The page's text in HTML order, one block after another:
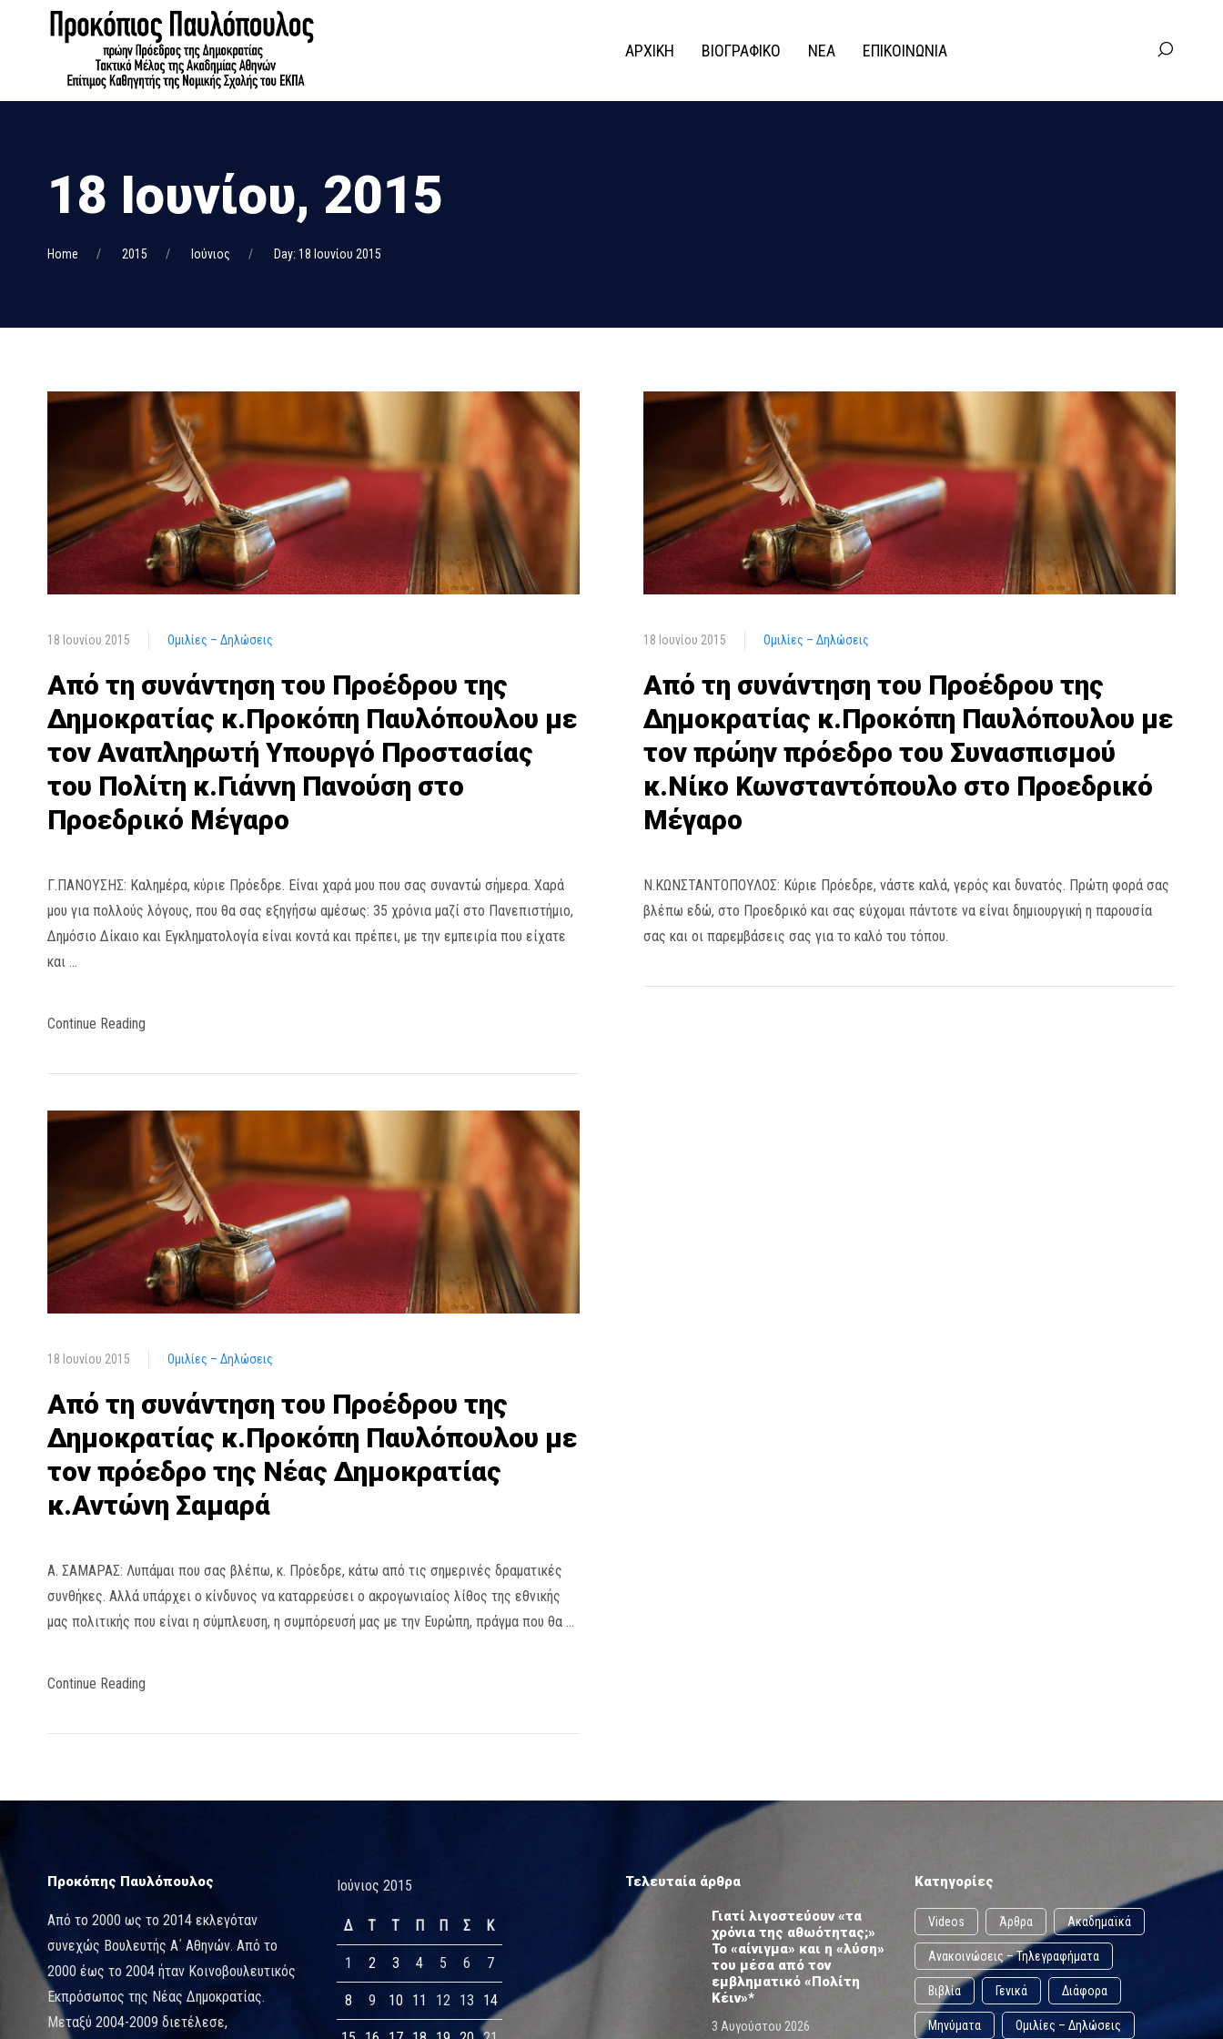
ΑΡΧΙΚΗ ΒΙΟΓΡΑΦΙΚΟ ΝΕΑ ΕΠΙΚΟΙΝΩΝΙΑ
18 Ιουνίου, 2015
Home 2015 Ιούνιος Day: 18 Ιουνίου 2015
18 Ιουνίου 2015 Ομιλίες – Δηλώσεις
Από τη συνάντηση του Προέδρου της
Δημοκρατίας κ.Προκόπη Παυλόπουλου με
τον Αναπληρωτή Υπουργό Προστασίας
του Πολίτη κ.Γιάννη Πανούση στο
Προεδρικό Μέγαρο
Γ.ΠΑΝΟΥΣΗΣ: Καλημέρα, κύριε Πρόεδρε. Είναι χαρά μου που σας συναντώ σήμερα. Χαρά
μου για πολλούς λόγους, που θα σας εξηγήσω αμέσως: 35 χρόνια μαζί στο Πανεπιστήμιο,
Δημόσιο Δίκαιο και Εγκληματολογία είναι κοντά και πρέπει, με την εμπειρία που είχατε
και …
Continue Reading
18 Ιουνίου 2015 Ομιλίες – Δηλώσεις
Από τη συνάντηση του Προέδρου της
Δημοκρατίας κ.Προκόπη Παυλόπουλου με
τον πρόεδρο της Νέας Δημοκρατίας
κ.Αντώνη Σαμαρά
A. ΣΑΜΑΡΑΣ: Λυπάμαι που σας βλέπω, κ. Πρόεδρε, κάτω από τις σημερινές δραματικές
συνθήκες. Αλλά υπάρχει ο κίνδυνος να καταρρεύσει ο ακρογωνιαίος λίθος της εθνικής
μας πολιτικής που είναι η σύμπλευση, η συμπόρευσή μας με την Ευρώπη, πράγμα που θα …
Continue Reading
18 Ιουνίου 2015 Ομιλίες – Δηλώσεις
Από τη συνάντηση του Προέδρου της
Δημοκρατίας κ.Προκόπη Παυλόπουλου με
τον πρώην πρόεδρο του Συνασπισμού
κ.Νίκο Κωνσταντόπουλο στο Προεδρικό
Μέγαρο
Ν.ΚΩΝΣΤΑΝΤΟΠΟΥΛΟΣ: Κύριε Πρόεδρε, νάστε καλά, γερός και δυνατός. Πρώτη φορά σας
βλέπω εδώ, στο Προεδρικό και σας εύχομαι πάντοτε να είναι δημιουργική η παρουσία
σας και οι παρεμβάσεις σας για το καλό του τόπου.
Προκόπης Παυλόπουλος
Από το 2000 ως το 2014 εκλεγόταν
συνεχώς Βουλευτής Α΄ Αθηνών. Από το
2000 έως το 2004 ήταν Κοινοβουλευτικός
Εκπρόσωπος της Νέας Δημοκρατίας.
Μεταξύ 2004-2009 διετέλεσε,
Ιούνιος 2015
Δ Τ Τ Π Π Σ Κ
1 2 3 4 5 6 7
8 9 10 11 12 13 14
Τελευταία άρθρα
Γιατί λιγοστεύουν «τα
χρόνια της αθωότητας;»
Το «αίνιγμα» και η «λύση»
του μέσα από τον
εμβληματικό «Πολίτη
Κέιν»*
3 Αυγούστου 2026
Κατηγορίες
Videos Άρθρα Ακαδημαϊκά
Ανακοινώσεις – Τηλεγραφήματα
Βιβλία Γενικά Διάφορα
Μηνύματα Ομιλίες – Δηλώσεις